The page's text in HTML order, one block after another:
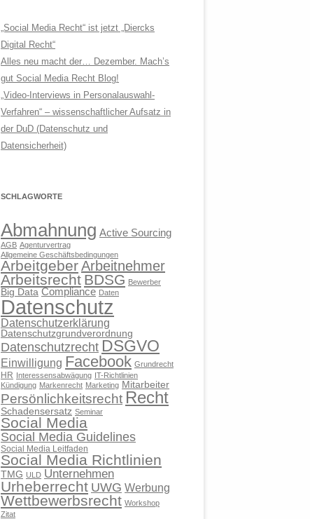
„Social Media Recht“ ist jetzt „Diercks
Digital Recht“
Alles neu macht der… Dezember. Mach’s
gut Social Media Recht Blog!
„Video-Interviews in Personalauswahl-
Verfahren“ – wissenschaftlicher Aufsatz in
der DuD (Datenschutz und
Datensicherheit)
SCHLAGWORTE
Abmahnung Active Sourcing
AGB Agenturvertrag
Allgemeine Geschäftsbedingungen
ArbeitgeberArbeitnehmer
Arbeitsrecht BDSG Bewerber
Big Data Compliance Daten
Datenschutz
Datenschutzerklärung
Datenschutzgrundverordnung
Datenschutzrecht DSGVO
Einwilligung Facebook Grundrecht
HR Interessensabwägung IT-Richtlinien
Kündigung Markenrecht Marketing Mitarbeiter
Persönlichkeitsrecht Recht
Schadensersatz Seminar
Social Media
Social Media Guidelines
Social Media Leitfaden
Social Media Richtlinien
TMG ULD Unternehmen
Urheberrecht UWG Werbung
Wettbewerbsrecht Workshop
Zitat